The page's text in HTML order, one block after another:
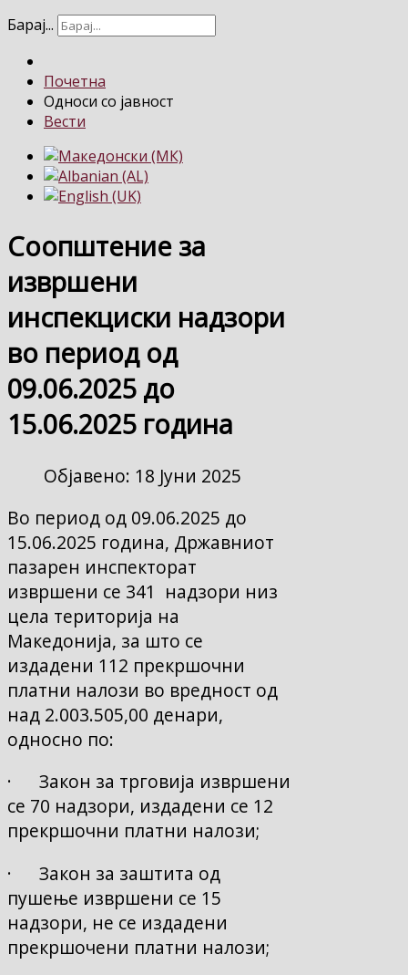
Барај...
Почетна
Односи со јавност
Вести
Соопштение за
извршени
инспекциски надзори
во период од
09.06.2025 до
15.06.2025 година
Објавено: 18 Јуни 2025
Во период од 09.06.2025 до
15.06.2025 година, Државниот
пазарен инспекторат
извршени се 341 надзори низ
цела територија на
Македонија, за што се
издадени 112 прекршочни
платни налози во вредност од
над 2.003.505,00 денари,
односно по:
· Закон за трговија извршени
се 70 надзори, издадени се 12
прекршочни платни налози;
· Закон за заштита од
пушење извршени се 15
надзори, не се издадени
прекршочени платни налози;